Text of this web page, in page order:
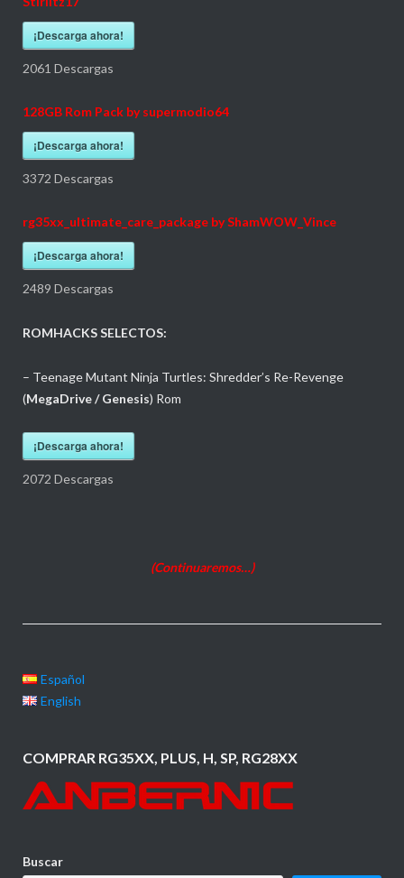
¡Descarga ahora!
2061 Descargas
128GB Rom Pack by supermodio64
¡Descarga ahora!
3372 Descargas
rg35xx_ultimate_care_package by ShamWOW_Vince
¡Descarga ahora!
2489 Descargas
ROMHACKS SELECTOS:
– Teenage Mutant Ninja Turtles: Shredder’s Re-Revenge
(MegaDrive / Genesis) Rom
¡Descarga ahora!
2072 Descargas
(Continuaremos…)
Español
English
COMPRAR RG35XX, PLUS, H, SP, RG28XX
Buscar